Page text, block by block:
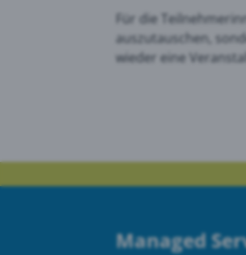
Für die
auszutauschen,
wieder eine
Managed